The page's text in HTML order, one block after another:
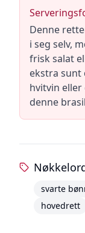
Denne
i seg selv,
frisk salat
ekstra sunt
hvitvin
denne
svarte
hovedrett